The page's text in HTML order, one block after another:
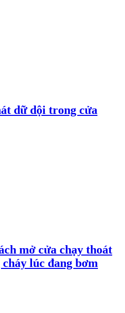
dữ dội trong cửa
mở cửa chạy thoát
lúc đang bơm